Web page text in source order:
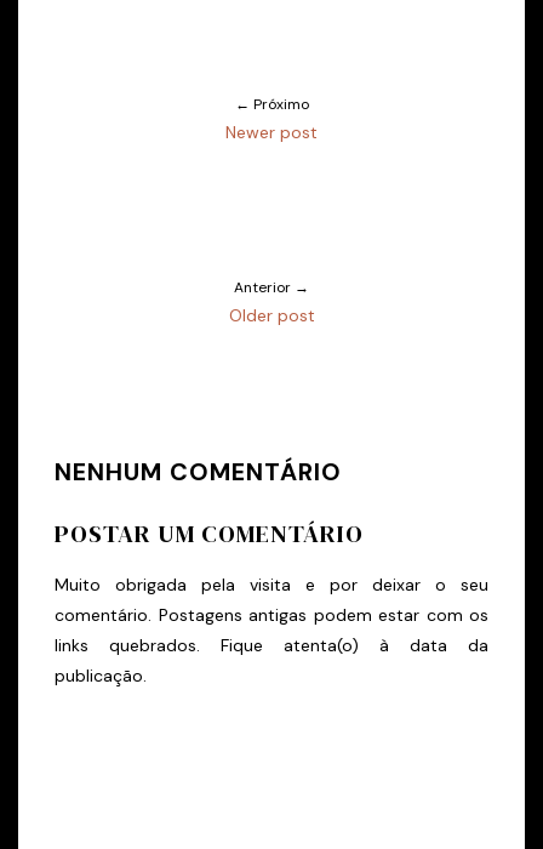
← Próximo
Newer post
Anterior →
Older post
NENHUM COMENTÁRIO
POSTAR UM COMENTÁRIO
Muito obrigada pela visita e por deixar o seu
comentário. Postagens antigas podem estar com os
links quebrados. Fique atenta(o) à data da
publicação.